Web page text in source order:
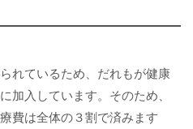
れているため、だれもが健康
加入しています。そのため、
費は全体の３割で済みます